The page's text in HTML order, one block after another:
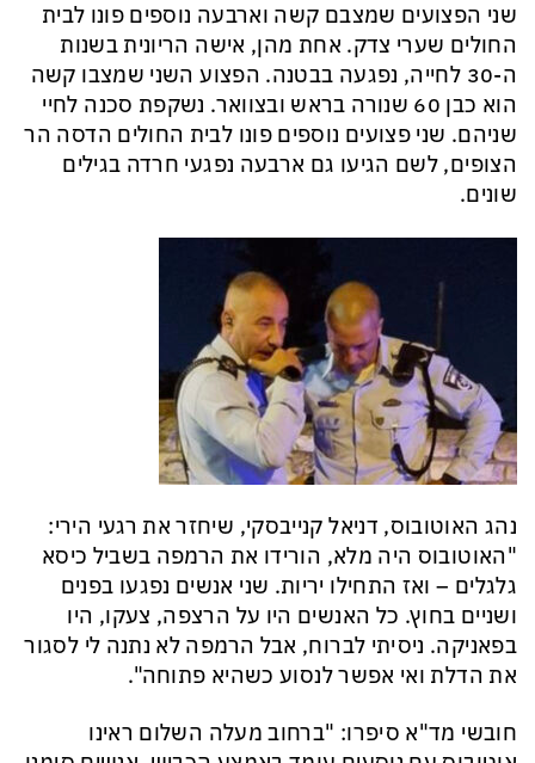
שני הפצועים שמצבם קשה וארבעה נוספים פונו לבית
החולים שערי צדק. אחת מהן, אישה הריונית בשנות
ה-30 לחייה, נפגעה בבטנה. הפצוע השני שמצבו קשה
הוא כבן 60 שנורה בראש ובצוואר. נשקפת סכנה לחיי
שניהם. שני פצועים נוספים פונו לבית החולים הדסה הר
הצופים, לשם הגיעו גם ארבעה נפגעי חרדה בגילים
שונים.
נהג האוטובוס, דניאל קנייבסקי, שיחזר את רגעי הירי:
"האוטובוס היה מלא, הורידו את הרמפה בשביל כיסא
גלגלים – ואז התחילו יריות. שני אנשים נפגעו בפנים
ושניים בחוץ. כל האנשים היו על הרצפה, צעקו, היו
בפאניקה. ניסיתי לברוח, אבל הרמפה לא נתנה לי לסגור
את הדלת ואי אפשר לנסוע כשהיא פתוחה".
חובשי מד"א סיפרו: "ברחוב מעלה השלום ראינו